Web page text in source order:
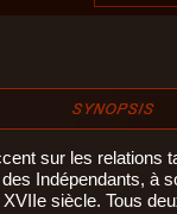
sur les relations
Indépendants, à
siècle. Tous